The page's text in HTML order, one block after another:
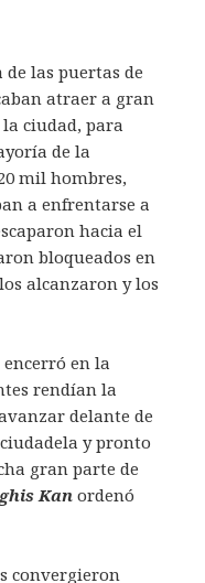
las puertas de
atraer a gran
ciudad, para
de la
mil hombres,
a enfrentarse a
hacia el
bloqueados en
alcanzaron y los
en la
rendían la
delante de
y pronto
gran parte de
Kanordenó
convergieron